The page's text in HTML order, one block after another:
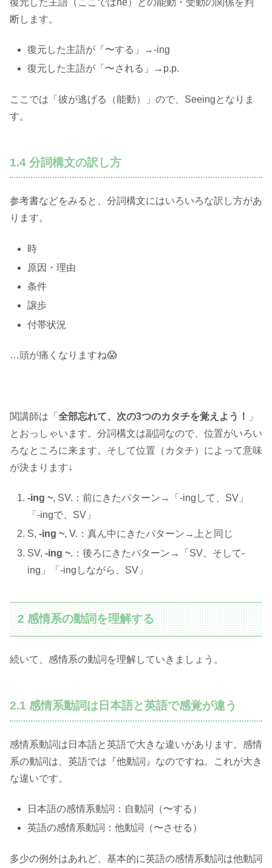
断します。
復元した主語が「〜する」→-ing
復元した主語が「〜される」→p.p.
ここでは「彼が逃げる（能動）」ので、Seeingとなりま
す。
1.4 分詞構文の訳し方
参考書などをみると、分詞構文にはいろいろな訳し方があ
ります。
時
原因・理由
条件
譲歩
付帯状況
…頭が痛くなりますね😱
関講師は「 全部忘れて、次の3つのカタチを覚えよう！
」
とおっしゃいます。分詞構文は副詞なので、位置がいろい
ろなところに来ます。そして位置（カタチ）によって意味
が決まります↓
-ing ~, SV.：前にきたパターン→「-ingして、SV」
「-ingで、SV」
S,-ing ~, V.：真ん中にきたパターン→上と同じ
SV,-ing ~.：後ろにきたパターン→「SV、そして-
ing」「-ingしながら、SV」
2 感情系の動詞を理解する
続いて、感情系の動詞を理解していきましょう。
2.1 感情系動詞は日本語と英語で感覚が違う
感情系動詞は日本語と英語で大きな違いがあります。感情
系の動詞は、英語では『他動詞』なのですね。これが大き
な違いです。
日本語の感情系動詞：自動詞（〜する）
英語の感情系動詞：他動詞（〜させる）
多少の例外はあれど、基本的に英語の感情系動詞は他動詞